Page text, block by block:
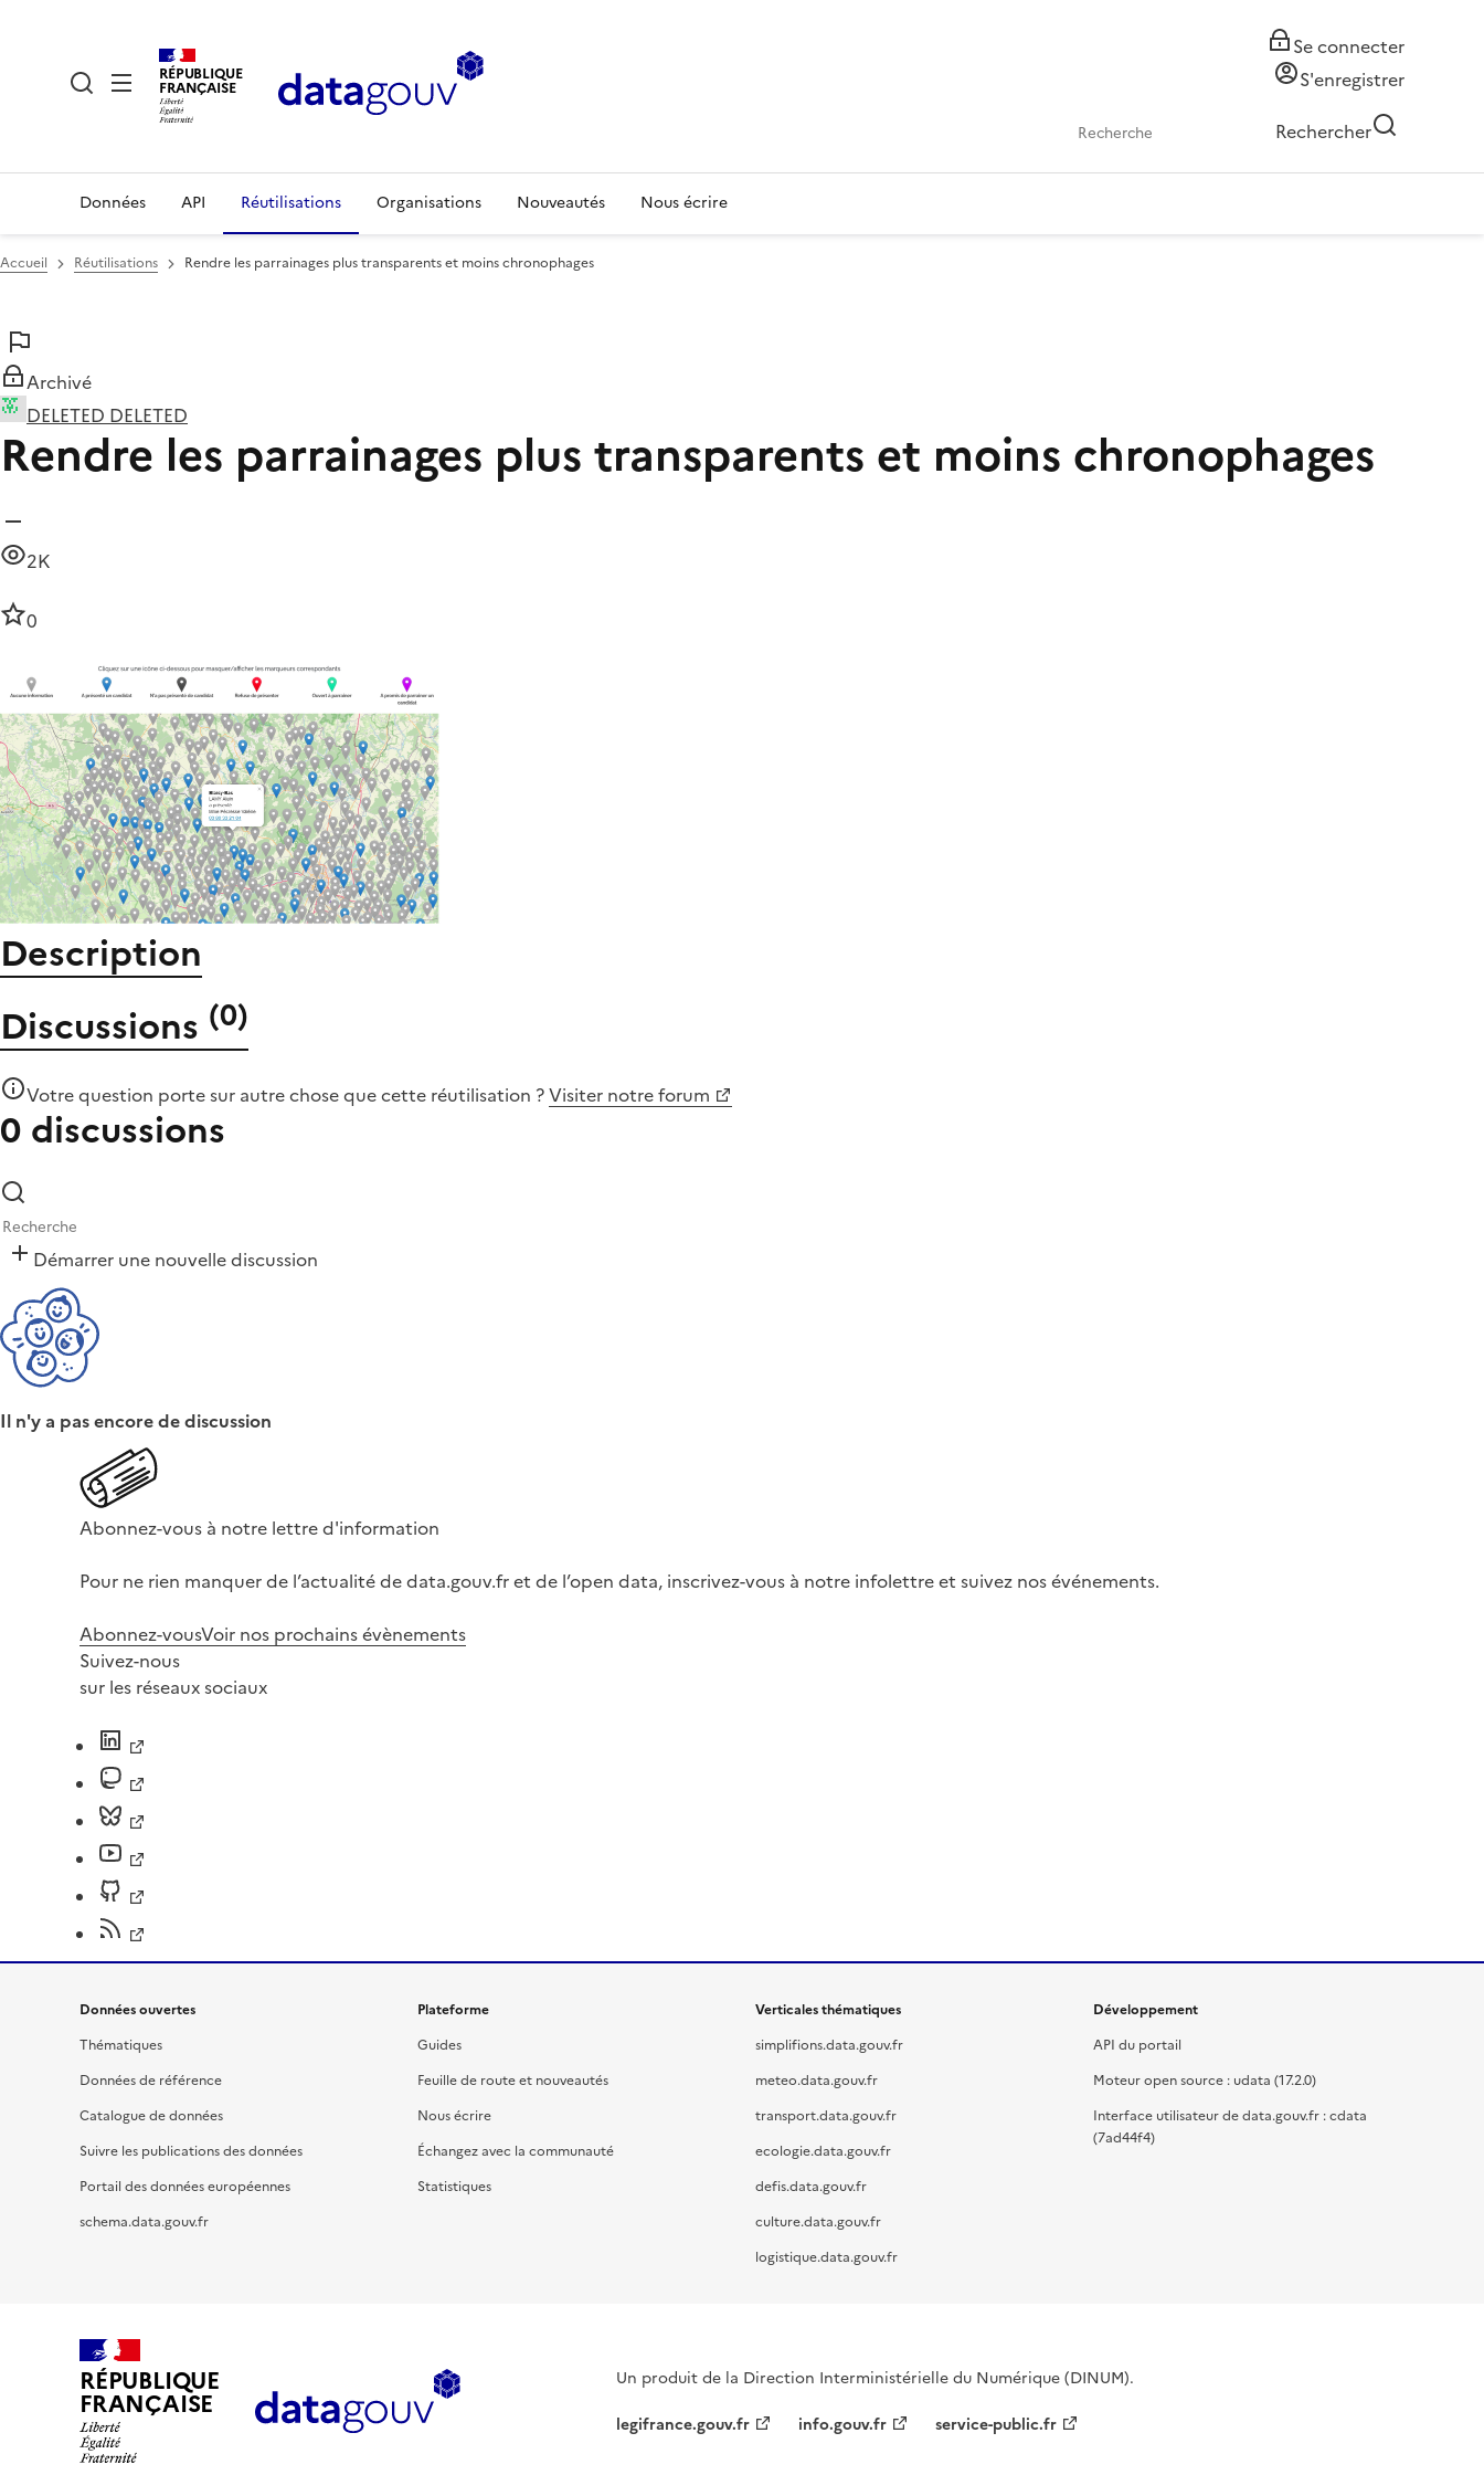
RÉPUBLIQUE
FRANÇAISE
Se connecter
S'enregistrer
Rechercher
Données API Réutilisations Organisations Nouveautés Nous écrire
Accueil Réutilisations Rendre les parrainages plus transparents et moins chronophages
Archivé
DELETED DELETED
Rendre les parrainages plus transparents et moins chronophages
2K
0
Description
Discussions (0)
Votre question porte sur autre chose quecette réutilisation ?Visiter notre forum
0 discussions
Démarrer une nouvelle discussion
Il n'y a pas encore de discussion
Abonnez-vous à notre lettre d'information
Pour ne rien manquer de l’actualité de data.gouv.fr et de l’open data, inscrivez-vous à notre infolettre et suivez nos événements.
Abonnez-vousVoir nos prochains évènements
Suivez-nous
sur les réseaux sociaux
Données ouvertes
Thématiques
Données de référence
Catalogue de données
Suivre les publications des données
Portail des données européennes
schema.data.gouv.fr
Plateforme
Guides
Feuille de route et nouveautés
Nous écrire
Échangez avec la communauté
Statistiques
Verticales thématiques
simplifions.data.gouv.fr
meteo.data.gouv.fr
transport.data.gouv.fr
ecologie.data.gouv.fr
defis.data.gouv.fr
culture.data.gouv.fr
logistique.data.gouv.fr
Développement
API du portail
Moteur open source : udata (17.2.0)
Interface utilisateur de data.gouv.fr : cdata
(7ad44f4)
RÉPUBLIQUE
FRANÇAISE
Un produit de la Direction Interministérielle du Numérique (DINUM).
legifrance.gouv.fr
info.gouv.fr service-public.fr